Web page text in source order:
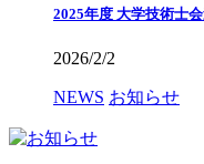
2025年度 大学技術士
2026/2/2
NEWS お知らせ